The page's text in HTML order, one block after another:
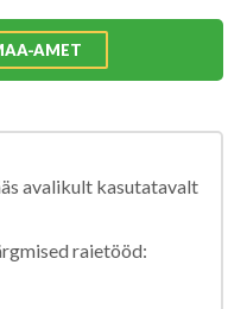
AMET
avalikult kasutatavalt
raietööd: